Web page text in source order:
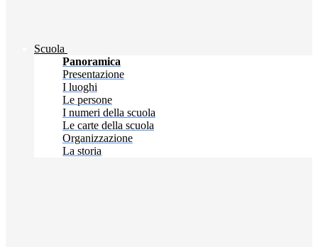
Scuola
Panoramica
Presentazione
I luoghi
Le persone
I numeri della scuola
Le carte della scuola
Organizzazione
La storia